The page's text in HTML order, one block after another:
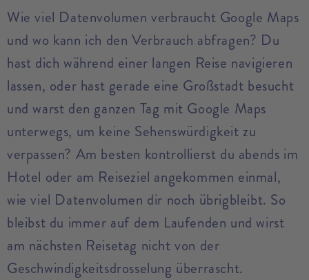
Wie viel Datenvolumen verbraucht Google Maps
und wo kann ich den Verbrauch abfragen? Du
hast dich während einer langen Reise navigieren
lassen, oder hast gerade eine Großstadt besucht
und warst den ganzen Tag mit Google Maps
unterwegs, um keine Sehenswürdigkeit zu
verpassen? Am besten kontrollierst du abends im
Hotel oder am Reiseziel angekommen einmal,
wie viel Datenvolumen dir noch übrigbleibt. So
bleibst du immer auf dem Laufenden und wirst
am nächsten Reisetag nicht von der
Geschwindigkeitsdrosselung überrascht.